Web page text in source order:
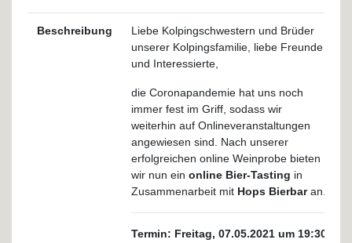
Beschreibung
Liebe Kolpingschwestern und Brüder
unserer Kolpingsfamilie, liebe Freunde
und Interessierte,
die Coronapandemie hat uns noch
immer fest im Griff, sodass wir
weiterhin auf Onlineveranstaltungen
angewiesen sind. Nach unserer
erfolgreichen online Weinprobe bieten
wir nun ein online Bier-Tasting in
Zusammenarbeit mit Hops Bierbaran.
Termin: Freitag, 07.05.2021 um 19:30